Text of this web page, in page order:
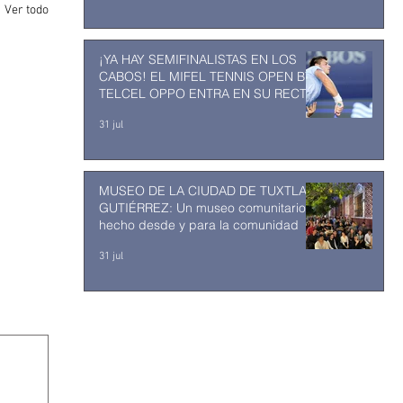
Ver todo
¡YA HAY SEMIFINALISTAS EN LOS
CABOS! EL MIFEL TENNIS OPEN BY
TELCEL OPPO ENTRA EN SU RECTA
31 jul
MUSEO DE LA CIUDAD DE TUXTLA
GUTIÉRREZ: Un museo comunitario
hecho desde y para la comunidad
31 jul